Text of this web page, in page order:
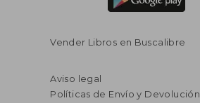
Vender Libros en Buscalibre
Aviso legal
Políticas de Envío y Devolución